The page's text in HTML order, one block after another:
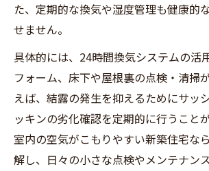
た、定期的な換気や湿度管理も健康的
せません。
具体的には、24時間換気システムの活
フォーム、床下や屋根裏の点検・清掃
えば、結露の発生を抑えるためにサッ
ッキンの劣化確認を定期的に行うこと
室内の空気がこもりやすい新築住宅な
解し、日々の小さな点検やメンテナン